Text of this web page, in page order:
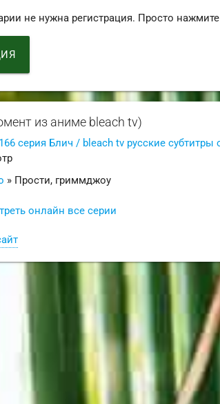
не нужна регистрация. Просто
из аниме bleach tv)
166 серия Блич / bleach tv русские субтитры
» Прости, гриммджоу
онлайн все серии